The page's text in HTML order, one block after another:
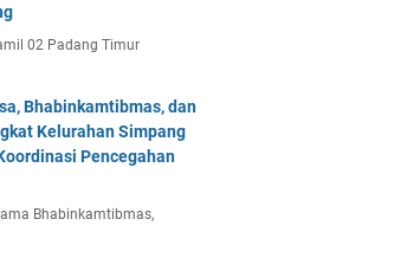
02 Padang Timur
Bhabinkamtibmas, dan
Kelurahan Simpang
Pencegahan
Bhabinkamtibmas,